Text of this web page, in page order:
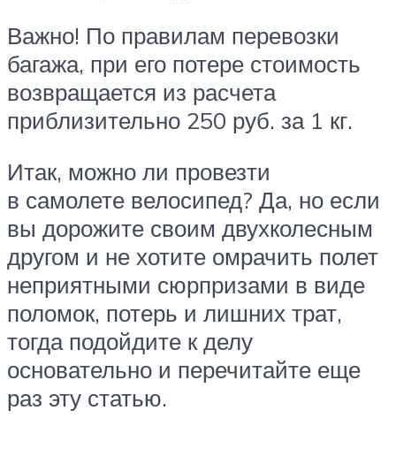
Важно! По правилам перевозки
багажа, при его потере стоимость
возвращается из расчета
приблизительно 250 руб. за 1 кг.
Итак, можно ли провезти
в самолете велосипед? Да, но если
вы дорожите своим двухколесным
другом и не хотите омрачить полет
неприятными сюрпризами в виде
поломок, потерь и лишних трат,
тогда подойдите к делу
основательно и перечитайте еще
раз эту статью.